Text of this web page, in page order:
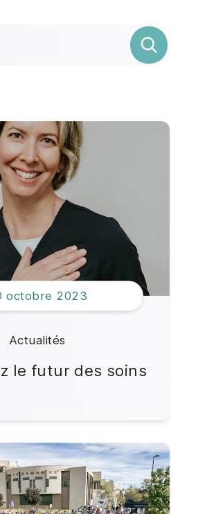
octobre 2023
Actualités
le futur des soins